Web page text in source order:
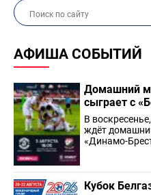
АФИША СОБЫТИЙ
Домашний
сыграет с
В
ждёт
«Динамо-
Кубок